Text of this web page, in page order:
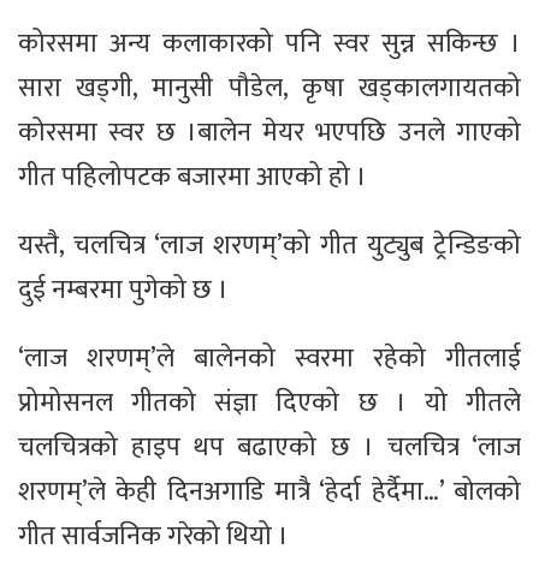
कोरसमा अन्य कलाकारको पनि स्वर सुन्न सकिन्छ ।
सारा खड्गी, मानुसी पौडेल, कृषा खड्कालगायतको
कोरसमा स्वर छ ।बालेन मेयर भएपछि उनले गाएको
गीत पहिलोपटक बजारमा आएको हो ।
यस्तै, चलचित्र ‘लाज शरणम्’को गीत युट्युब ट्रेन्डिङको
दुई नम्बरमा पुगेको छ ।
‘लाज शरणम्’ले बालेनको स्वरमा रहेको गीतलाई
प्रोमोसनल गीतको संज्ञा दिएको छ । यो गीतले
चलचित्रको हाइप थप बढाएको छ । चलचित्र ‘लाज
शरणम्’ले केही दिनअगाडि मात्रै ‘हेर्दा हेर्दैमा…’ बोलको
गीत सार्वजनिक गरेको थियो ।